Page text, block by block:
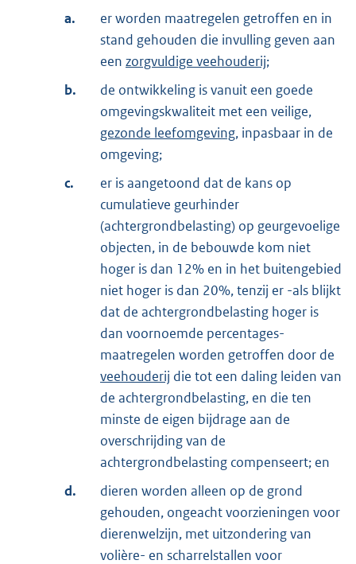
a.
er worden maatregelen getroffen en in
stand gehouden die invulling geven aan
een zorgvuldige veehouderij;
b.
de ontwikkeling is vanuit een goede
omgevingskwaliteit met een veilige,
gezonde leefomgeving, inpasbaar in de
omgeving;
c.
er is aangetoond dat de kans op
cumulatieve geurhinder
(achtergrondbelasting) op geurgevoelige
objecten, in de bebouwde kom niet
hoger is dan 12% en in het buitengebied
niet hoger is dan 20%, tenzij er -als blijkt
dat de achtergrondbelasting hoger is
dan voornoemde percentages-
maatregelen worden getroffen door de
veehouderij die tot een daling leiden van
de achtergrondbelasting, en die ten
minste de eigen bijdrage aan de
overschrijding van de
achtergrondbelasting compenseert; en
d.
dieren worden alleen op de grond
gehouden, ongeacht voorzieningen voor
dierenwelzijn, met uitzondering van
volière- en scharrelstallen voor